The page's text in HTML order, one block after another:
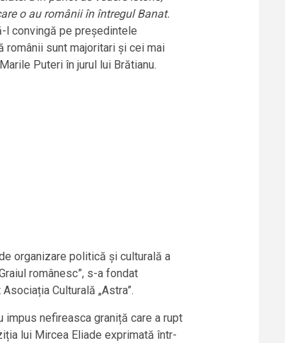
o au românii în întregul Banat.
l convingă pe președintele
românii sunt majoritari și cei mai
Puteri în jurul lui Brătianu.
organizare politică și culturală a
românesc”, s-a fondat
Culturală „Astra”.
nefireasca graniță care a rupt
lui Mircea Eliade exprimată într-